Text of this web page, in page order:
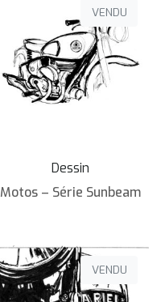
VENDU
Dessin
Motos – Série Sunbeam
VENDU